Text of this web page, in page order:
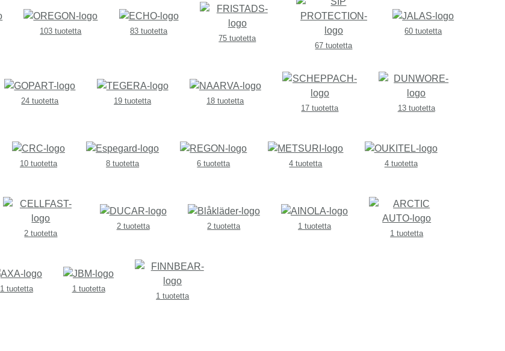
103 tuotetta
83 tuotetta
75 tuotetta
67 tuotetta
60 tuotetta
24 tuotetta 19 tuotetta
18 tuotetta
17 tuotetta
13 tuotetta
10 tuotetta 8 tuotetta 6 tuotetta 4 tuotetta 4 tuotetta
2 tuotetta
2 tuotetta 2 tuotetta
1 tuotetta
1 tuotetta
1 tuotetta
1 tuotetta
1 tuotetta